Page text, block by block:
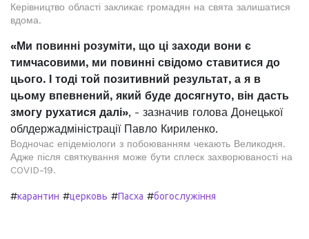
Керівництво області закликає громадян на свята залишатися
вдома.
«Ми повинні розуміти, що ці заходи вони є
тимчасовими, ми повинні свідомо ставитися до
цього. І тоді той позитивний результат, а я в
цьому впевнений, який буде досягнуто, він дасть
змогу рухатися далі», - зазначив голова Донецької
облдержадміністрації Павло Кириленко.
Водночас епідеміологи з побоюванням чекають Великодня.
Адже після святкування може бути сплеск захворюваності на
COVID-19.
#карантин #церковь #Пасха #богослужіння